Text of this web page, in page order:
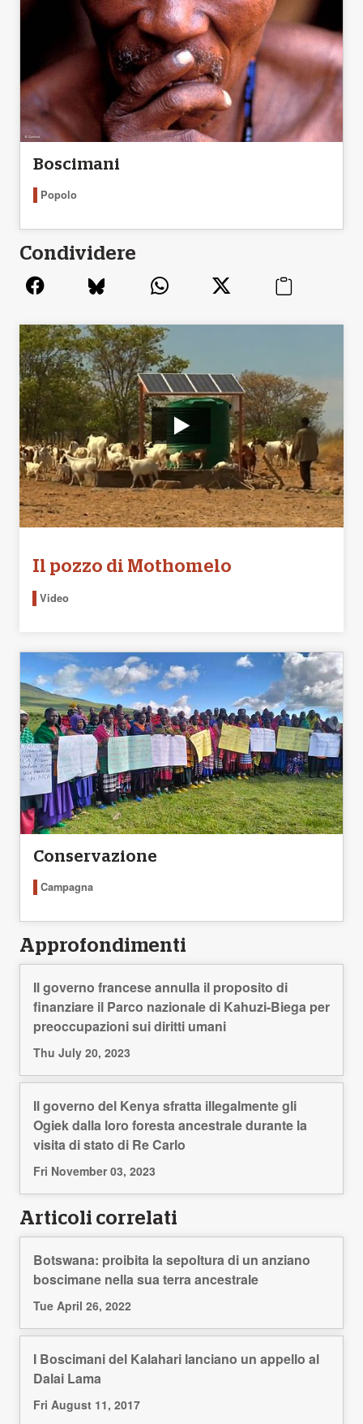
Boscimani
Popolo
Condividere
Il pozzo di Mothomelo
Video
Conservazione
Campagna
Approfondimenti
Il governo francese annulla il proposito di
finanziare il Parco nazionale di Kahuzi-Biega per
preoccupazioni sui diritti umani
Thu July 20, 2023
Il governo del Kenya sfratta illegalmente gli
Ogiek dalla loro foresta ancestrale durante la
visita di stato di Re Carlo
Fri November 03, 2023
Articoli correlati
Botswana: proibita la sepoltura di un anziano
boscimane nella sua terra ancestrale
Tue April 26, 2022
I Boscimani del Kalahari lanciano un appello al
Dalai Lama
Fri August 11, 2017